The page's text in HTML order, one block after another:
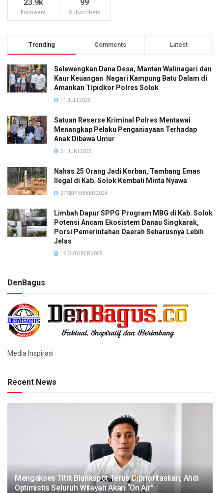
23.9k
Followers
99
Subscribers
Trending Comments Latest
Selewengkan Dana Desa, Mantan Walinagari dan
Kaur Keuangan Nagari Kampung Batu Dalam di
Amankan Tipidkor Polres Solok
11 JULI 2025
Satuan Reserse Kriminal Polres Mentawai
Menangkap Pelaku Penganiayaan Terhadap
Anak Dibawa Umur
21 JUNI 2025
Nahas 25 Orang Jadi Korban, Tambang Emas
Ilegal di Kab. Solok Kembali Minta Nyawa
27 SEPTEMBER 2024
Limbah Dapur SPPG Program MBG di Kab. Solok
Potensi Ancam Ekosistem Danau Singkarak,
Porsi Pemerintahan Daerah Seharusnya Lebih
Jelas
16 OKTOBER 2025
DenBagus
Media Inspirasi
Recent News
Mengakses Titik Blankspot Terus Diprioritaskan, Ahdi
Optimistis Seluruh Wilayah Akan “On Air”